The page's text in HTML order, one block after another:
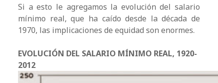
Si a esto le agregamos la evolución del salario
mínimo real, que ha caído desde la década de
1970, las implicaciones de equidad son enormes.
EVOLUCIÓN DEL SALARIO MÍNIMO REAL, 1920-
2012